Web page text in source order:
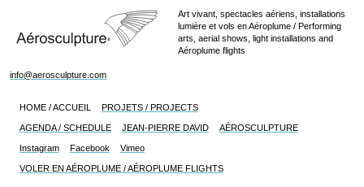
Art vivant, spectacles aériens, installations
lumière et vols en Aéroplume / Performing
arts, aerial shows, light installations and
Aéroplume flights
info@aerosculpture.com
HOME / ACCUEIL PROJETS / PROJECTS
AGENDA / SCHEDULE JEAN-PIERRE DAVID AÉROSCULPTURE
Instagram Facebook Vimeo
VOLER EN AÉROPLUME / AÉROPLUME FLIGHTS